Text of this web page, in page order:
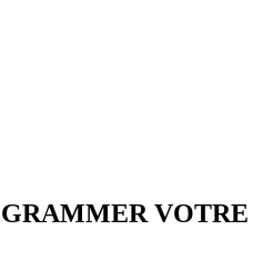
VOTRE